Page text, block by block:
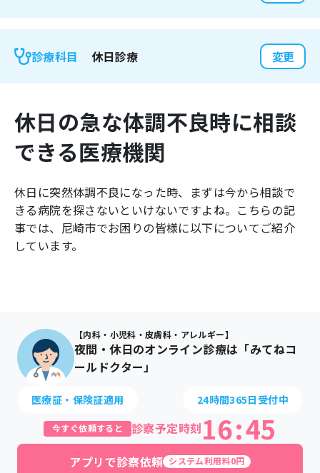
お知らせ
診療科目 休日診療 変更
休日の急な体調不良時に相談
できる医療機関
休日に突然体調不良になった時、まずは今から相談で
きる病院を探さないといけないですよね。こちらの記
事では、 尼崎市でお困りの皆様に以下についてご紹介
しています。
【内科・小児科・皮膚科・アレルギー】
夜間・休日のオンライン診療は「みてねコ
ールドクター」
医療証・保険証適用 24時間365日受付中
今すぐ依頼すると 診察予定時刻16:45
アプリで診察依頼 システム利用料0円